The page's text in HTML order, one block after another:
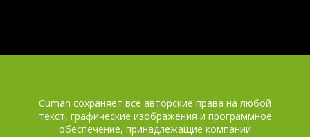
Cuman сохраняет все авторские права на любой
текст, графические изображения и программное
обеспечение, принадлежащие компании